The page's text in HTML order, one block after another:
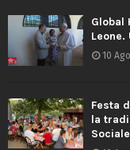
Global
10
Festa
la